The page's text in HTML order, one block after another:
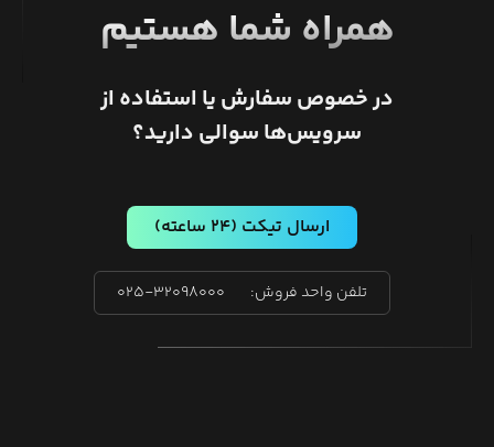
همراه شما هستیم
در خصوص سفارش یا استفاده از
سرویس‌ها سوالی دارید؟
ارسال تیکت (۲۴ ساعته)
تلفن واحد فروش: ۰۲۵-۳۲۰۹۸۰۰۰